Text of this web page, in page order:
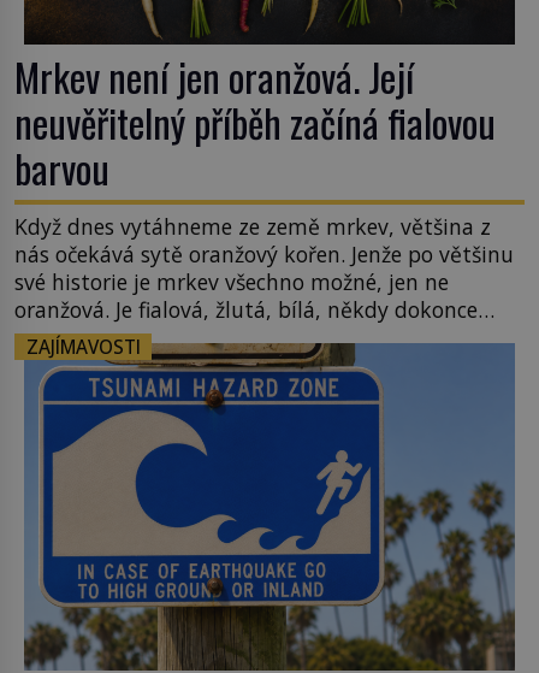
Mrkev není jen oranžová. Její
neuvěřitelný příběh začíná fialovou
barvou
Když dnes vytáhneme ze země mrkev, většina z
nás očekává sytě oranžový kořen. Jenže po většinu
své historie je mrkev všechno možné, jen ne
oranžová. Je fialová, žlutá, bílá, někdy dokonce
téměř černá. Až díky stovkám let pečlivého
šlechtění se z ní stává zelenina, bez které si českou
zahradu ani nedokážeme představit. Její příběh je
ZAJÍMAVOSTI